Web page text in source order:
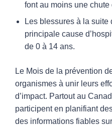
font au moins une
Les blessures à la suite
principale cause
de 0 à 14 ans.
Le Mois de la prévention
organismes à unir leurs
d’impact. Partout au
participent en planifiant
des informations fiables